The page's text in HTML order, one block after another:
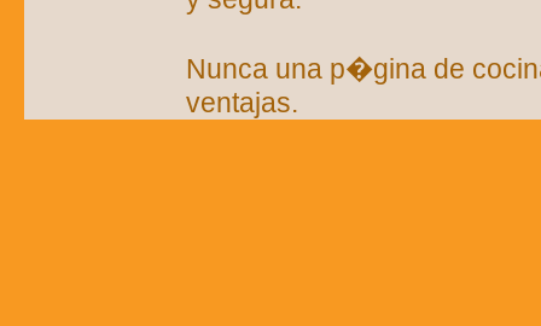
Nunca una p�gina de
ventajas.